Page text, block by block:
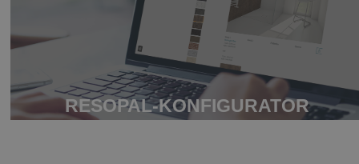
RESOPAL-KONFIGURATOR